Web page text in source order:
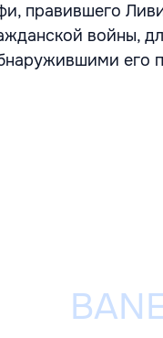
правившего
войны,
его